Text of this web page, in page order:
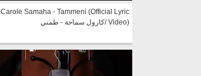
Carole Samaha - Tammeni (Official Lyric
Video) /كارول سماحة - طمني